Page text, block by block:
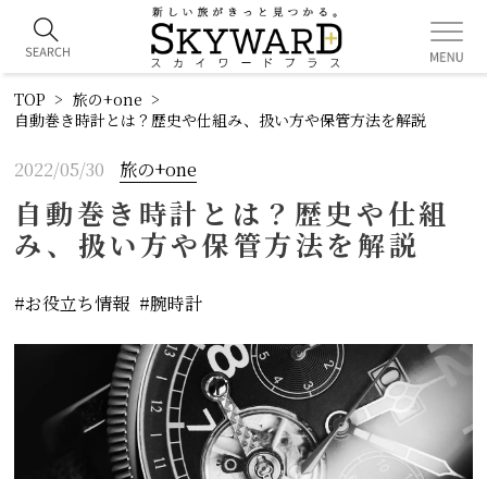
TOP
旅の+one
自動巻き時計とは？歴史や仕組み、扱い方や保管方法を解説
2022/05/30 旅の+one
自動巻き時計とは？歴史や仕組
み、扱い方や保管方法を解説
お役立ち情報 腕時計